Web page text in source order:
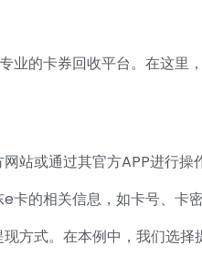
业的卡券回收平台。在这
站或通过其官方APP进行操
卡的相关信息，如卡号、卡
方式。在本例中，我们选择